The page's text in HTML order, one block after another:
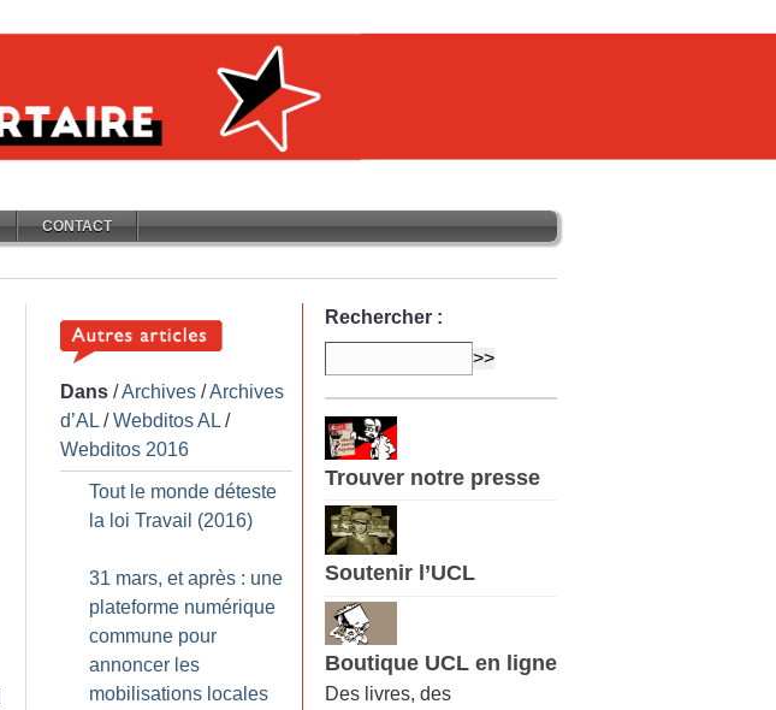
CONTACT
Dans /Archives /Archives
d’AL /Webditos AL /
Webditos 2016
Tout le monde déteste
la loi Travail (2016)
31 mars, et après : une
plateforme numérique
commune pour
annoncer les
mobilisations locales
Rechercher :
Trouver notre presse
Soutenir l’UCL
Boutique UCL en ligne
Des livres, des